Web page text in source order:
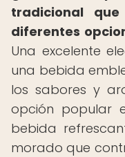
tradicional
diferentes
Una excelente
una bebida
los sabores y
opción popular
bebida
morado que